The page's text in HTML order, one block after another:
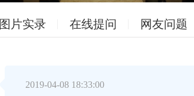
图片实录 在线提问 网友问题
2019-04-08 18:33:00